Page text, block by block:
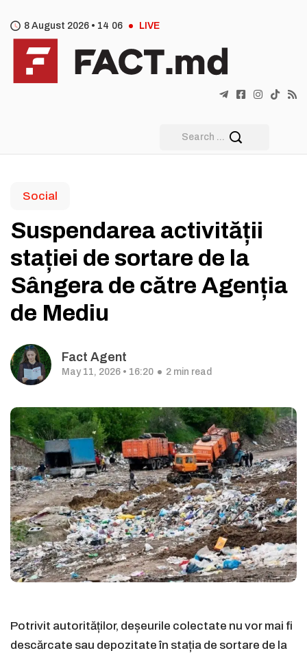
8 August 2026 • 14 06 LIVE
Social
Suspendarea activității
stației de sortare de la
Sângera de către Agenția
de Mediu
Fact Agent
May 11, 2026 • 16:20 2 min read
Potrivit autorităților, deșeurile colectate nu vor mai fi
descărcate sau depozitate în stația de sortare de la